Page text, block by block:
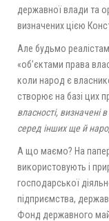
державної влади та
визначених цією
Але будьмо
«об’єктами права
коли народ є
створює на базі цих
власності, визначені
серед інших ще й
А що маємо? На
використовують і
господарської
підприємства,
Фонд державного